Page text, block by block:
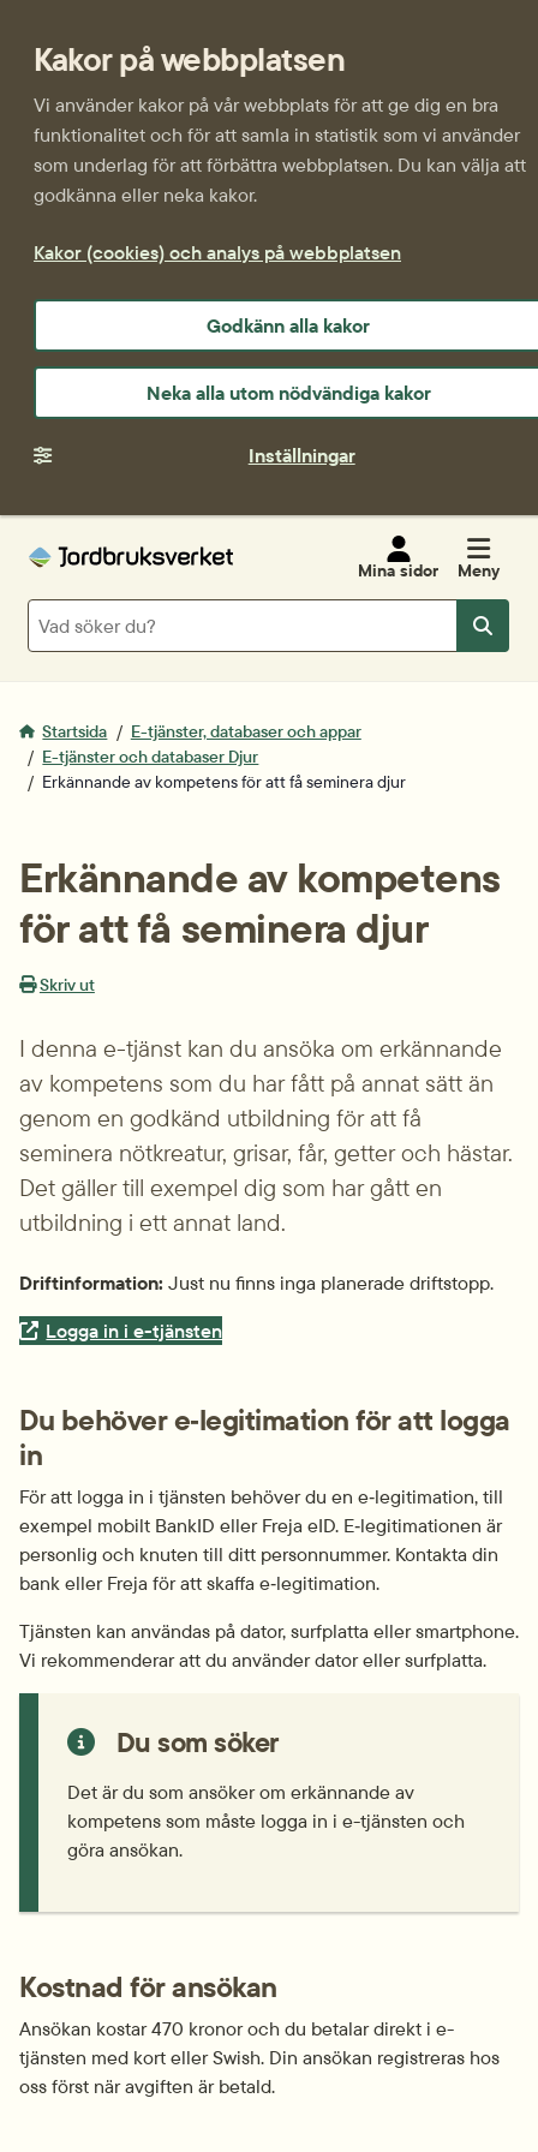
Kakor på webbplatsen
Vi använder kakor på vår webbplats för att ge dig en bra
funktionalitet och för att samla in statistik som vi använder
som underlag för att förbättra webbplatsen. Du kan välja att
godkänna eller neka kakor.
Kakor (cookies) och analys på webbplatsen
Godkänn alla kakor
Neka alla utom nödvändiga kakor
Inställningar
Mina sidor Meny
Sök
Sök
Startsida
E-tjänster, databaser och appar
E-tjänster och databaser Djur
Erkännande av kompetens för att få seminera djur
Erkännande av kompetens
för att få seminera djur
Skriv ut
I denna e-tjänst kan du ansöka om erkännande
av kompetens som du har fått på annat sätt än
genom en godkänd utbildning för att få
seminera nötkreatur, grisar, får, getter och hästar.
Det gäller till exempel dig som har gått en
utbildning i ett annat land.
Driftinformation: Just nu finns inga planerade driftstopp.
Extern länk.
Logga in i e-tjänsten
Du behöver e‑legitimation för att logga
in
För att logga in i tjänsten behöver du en e‑legitimation, till
exempel mobilt BankID eller Freja eID. E‑legitimationen är
personlig och knuten till ditt personnummer. Kontakta din
bank eller Freja för att skaffa e‑legitimation.
Tjänsten kan användas på dator, surfplatta eller smartphone.
Vi rekommenderar att du använder dator eller surfplatta.
Du som söker
Det är du som ansöker om erkännande av
kompetens som måste logga in i e-tjänsten och
göra ansökan.
Kostnad för ansökan
Ansökan kostar 470 kronor och du betalar direkt i e-
tjänsten med kort eller Swish. Din ansökan registreras hos
oss först när avgiften är betald.